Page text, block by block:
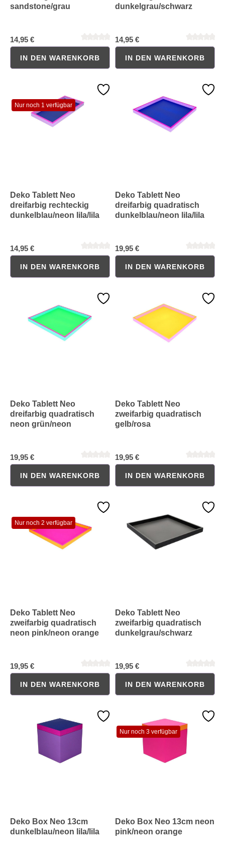
sandstone/grau
14,95 €
IN DEN WARENKORB
dunkelgrau/schwarz
14,95 €
IN DEN WARENKORB
Nur noch 1 verfügbar
Deko Tablett Neo
dreifarbig rechteckig
dunkelblau/neon lila/lila
14,95 €
Durchschnittliche Bewertung von 0 von 5 Sternen
IN DEN WARENKORB
Deko Tablett Neo
dreifarbig quadratisch
dunkelblau/neon lila/lila
19,95 €
Durchschnittliche Bewertung
IN DEN WARENKORB
Deko Tablett Neo
dreifarbig quadratisch
neon grün/neon
19,95 €
Durchschnittliche Bewertung von 0 von 5 Sternen
IN DEN WARENKORB
Deko Tablett Neo
zweifarbig quadratisch
gelb/rosa
19,95 €
Durchschnittliche Bewertung
IN DEN WARENKORB
Nur noch 2 verfügbar
Deko Tablett Neo
zweifarbig quadratisch
neon pink/neon orange
19,95 €
IN DEN WARENKORB
Deko Tablett Neo
zweifarbig quadratisch
dunkelgrau/schwarz
19,95 €
IN DEN WARENKORB
Deko Box Neo 13cm
dunkelblau/neon lila/lila
Nur noch 3 verfügbar
Deko Box Neo 13cm neon
pink/neon orange